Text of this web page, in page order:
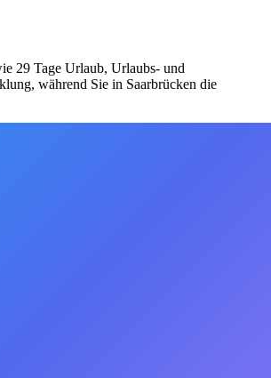
29 Tage Urlaub, Urlaubs- und
während Sie in Saarbrücken die